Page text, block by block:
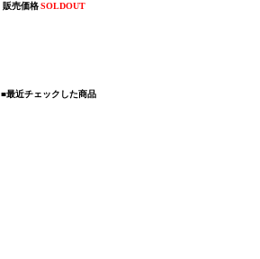
販売価格SOLDOUT
■最近チェックした商品